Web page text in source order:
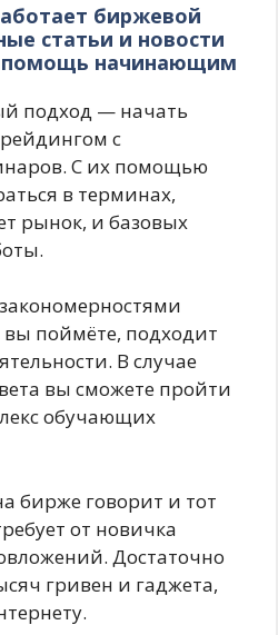
биржевой
статьи и новости
помощь начинающим
подход — начать
с
С их помощью
в терминах,
рынок, и базовых
поймёте, подходит
В случае
вы сможете пройти
обучающих
бирже говорит и тот
от новичка
Достаточно
гривен и гаджета,